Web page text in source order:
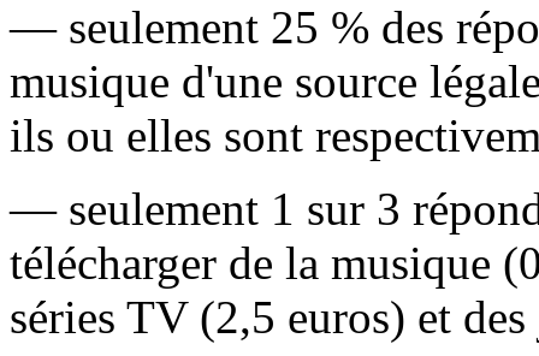
— seulement 25 % des
musique d'une source
ils ou elles sont
— seulement 1 sur 3
télécharger de la musique
séries TV (2,5 euros) et